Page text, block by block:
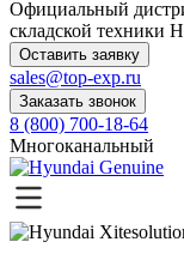
Официальный
складской
Оставить заявку
sales@top-exp.ru
Заказать звонок
8 (800) 700-18-64
Многоканальный